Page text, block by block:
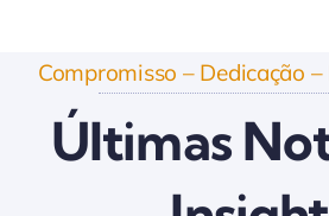
Compromisso – Dedicação
Últimas